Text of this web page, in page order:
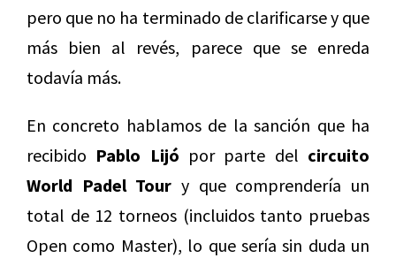
pero que no ha terminado de clarificarse y que
más bien al revés, parece que se enreda
todavía más.
En concreto hablamos de la sanción que ha
recibido Pablo Lijó por parte del circuito
World Padel Tour y que comprendería un
total de 12 torneos (incluidos tanto pruebas
Open como Master), lo que sería sin duda un